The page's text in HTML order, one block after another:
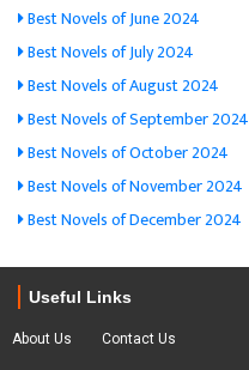
Best Novels of June 2024
Best Novels of July 2024
Best Novels of August 2024
Best Novels of September 2024
Best Novels of October 2024
Best Novels of November 2024
Best Novels of December 2024
Useful Links
About Us Contact Us